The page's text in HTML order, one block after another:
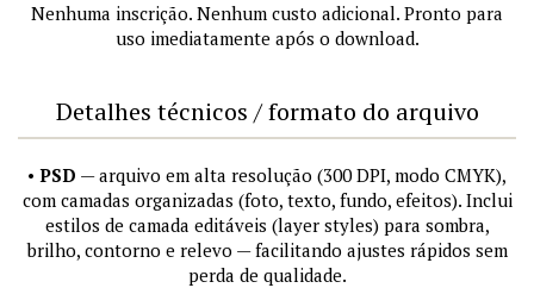
Nenhuma inscrição. Nenhum custo adicional. Pronto para
uso imediatamente após o download.
Detalhes técnicos / formato do arquivo
• PSD — arquivo em alta resolução (300 DPI, modo CMYK),
com camadas organizadas (foto, texto, fundo, efeitos). Inclui
estilos de camada editáveis (layer styles) para sombra,
brilho, contorno e relevo — facilitando ajustes rápidos sem
perda de qualidade.